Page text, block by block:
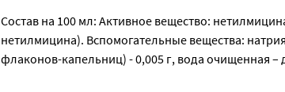
Состав на 100 мл: Активное вещество:
нетилмицина). Вспомогательные вещества:
флаконов-капельниц) - 0,005 г, вода очищенная –